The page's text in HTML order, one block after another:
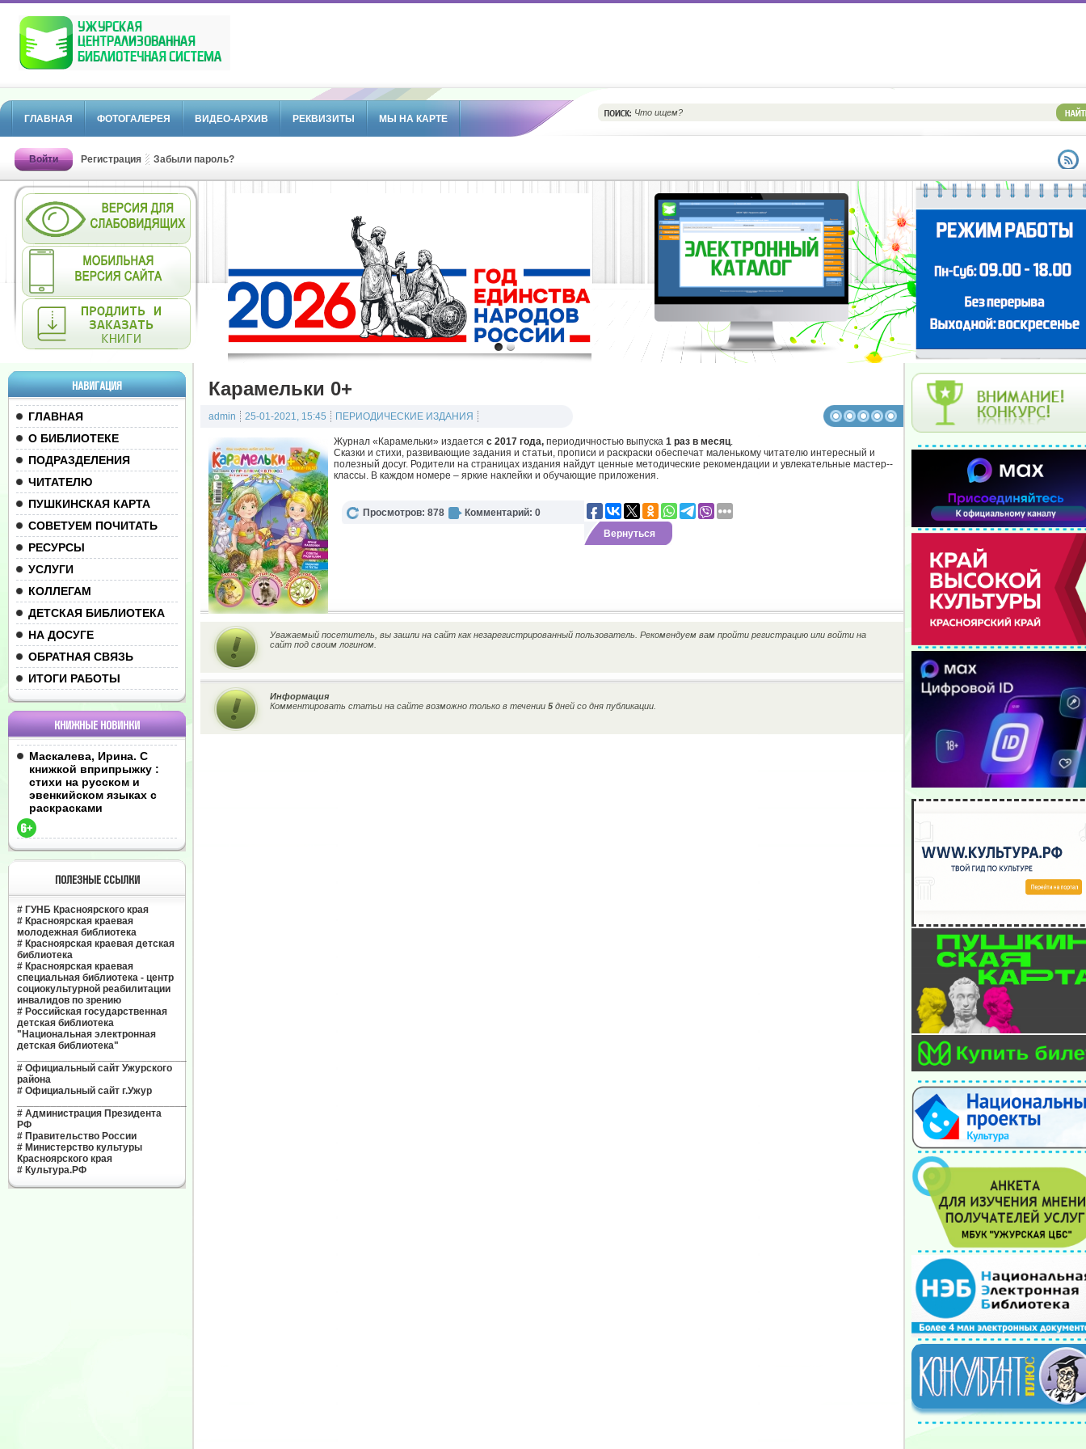
ГЛАВНАЯ ФОТОГАЛЕРЕЯ ВИДЕО-АРХИВ РЕКВИЗИТЫ МЫ НА КАРТЕ
Войти Регистрация Забыли пароль?
НАВИГАЦИЯ
ГЛАВНАЯ
О БИБЛИОТЕКЕ
ПОДРАЗДЕЛЕНИЯ
ЧИТАТЕЛЮ
ПУШКИНСКАЯ КАРТА
СОВЕТУЕМ ПОЧИТАТЬ
РЕСУРСЫ
УСЛУГИ
КОЛЛЕГАМ
ДЕТСКАЯ БИБЛИОТЕКА
НА ДОСУГЕ
ОБРАТНАЯ СВЯЗЬ
ИТОГИ РАБОТЫ
КНИЖНЫЕ НОВИНКИ
Маскалева, Ирина. С
книжкой вприпрыжку :
стихи на русском и
эвенкийском языках с
раскрасками
ПОЛЕЗНЫЕ ССЫЛКИ
# ГУНБ Красноярского края
# Красноярская краевая
молодежная библиотека
# Красноярская краевая детская
библиотека
# Красноярская краевая
специальная библиотека - центр
социокультурной реабилитации
инвалидов по зрению
# Российская государственная
детская библиотека
"Национальная электронная
детская библиотека"
# Официальный сайт Ужурского
района
# Официальный сайт г.Ужур
# Администрация Президента
РФ
# Правительство России
# Министерство культуры
Красноярского края
# Культура.РФ
Карамельки 0+
admin 25-01-2021, 15:45 ПЕРИОДИЧЕСКИЕ ИЗДАНИЯ
Журнал «Карамельки» издается с 2017 года, периодичностью выпуска 1 раз в месяц.
Сказки и стихи, развивающие задания и статьи, прописи и раскраски обеспечат маленькому читателю интересный и
полезный досуг. Родители на страницах издания найдут ценные методические рекомендации и увлекательные мастер-­
классы. В каждом номере – яркие наклейки и обучающие приложения.
Просмотров: 878
Комментарий: 0
Вернуться
Уважаемый посетитель, вы зашли на сайт как незарегистрированный пользователь. Рекомендуем вам пройти регистрацию или войти на
сайт под своим логином.
Информация
Комментировать статьи на сайте возможно только в течении 5дней со дня публикации.